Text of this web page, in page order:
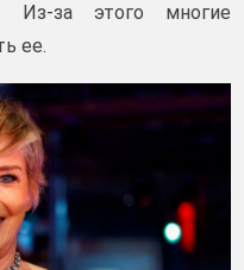
Из-за этого многие
ее.